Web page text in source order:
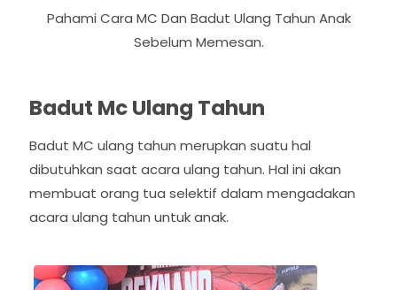
Pahami Cara MC Dan Badut Ulang Tahun Anak
Sebelum Memesan.
Badut Mc Ulang Tahun
Badut MC ulang tahun merupkan suatu hal
dibutuhkan saat acara ulang tahun. Hal ini akan
membuat orang tua selektif dalam mengadakan
acara ulang tahun untuk anak.
P